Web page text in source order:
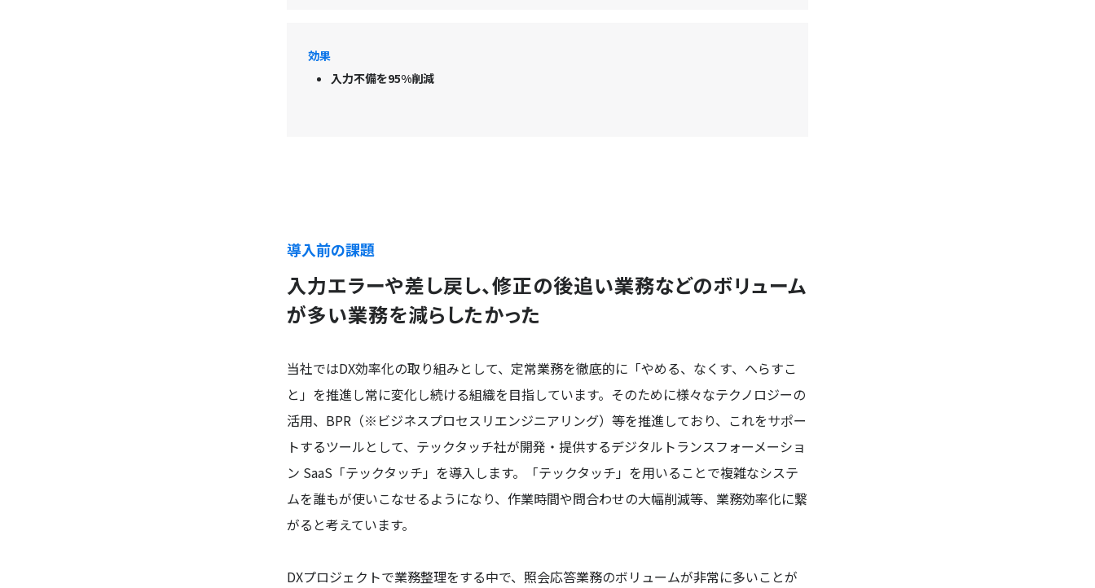
効果
入力不備を95%削減
導入前の課題
入力エラーや差し戻し、修正の後追い業務などのボリューム
が多い業務を減らしたかった
当社ではDX効率化の取り組みとして、定常業務を徹底的に「やめる、なくす、へらすこ
と」を推進し常に変化し続ける組織を目指しています。そのために様々なテクノロジーの
活用、BPR（※ビジネスプロセスリエンジニアリング）等を推進しており、これをサポー
トするツールとして、テックタッチ社が開発・提供するデジタルトランスフォーメーショ
ン SaaS「テックタッチ」を導入します。「テックタッチ」を用いることで複雑なシステ
ムを誰もが使いこなせるようになり、作業時間や問合わせの大幅削減等、業務効率化に繋
がると考えています。
DXプロジェクトで業務整理をする中で、照会応答業務のボリュームが非常に多いことが